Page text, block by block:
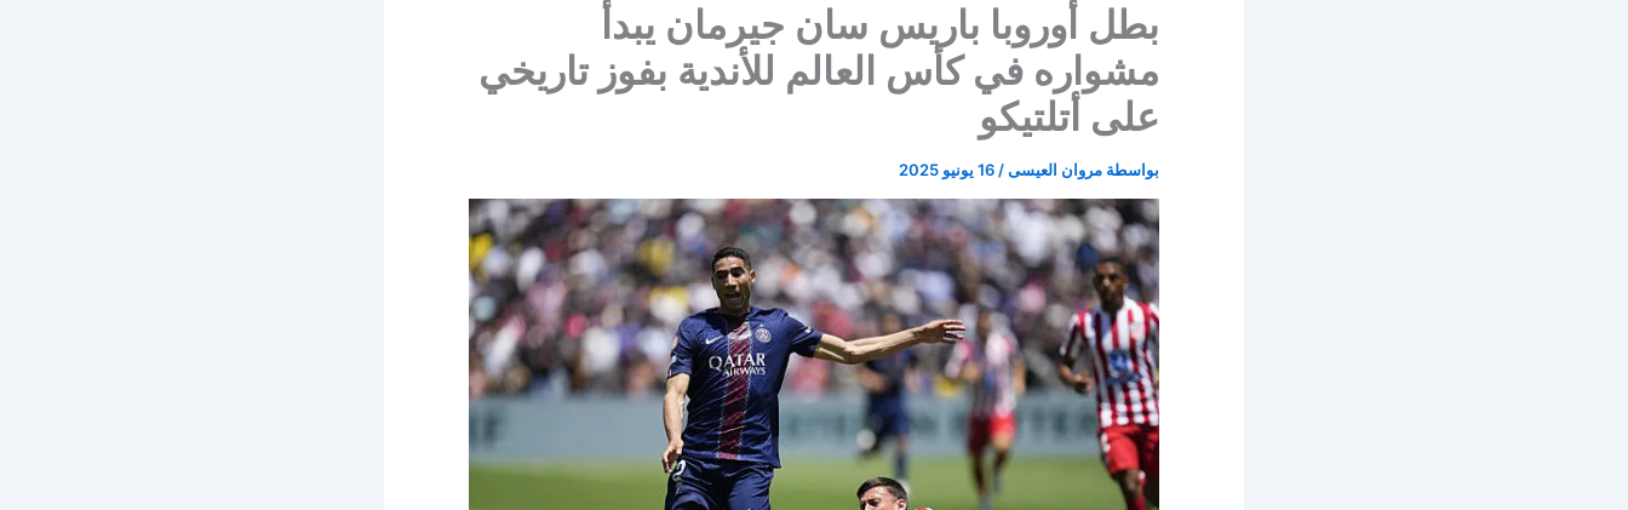
بطل أوروبا باريس سان جيرمان يبدأ
مشواره في كأس العالم للأندية بفوز تاريخي
على أتلتيكو
بواسطة مروان العيسى/ 16 يونيو 2025